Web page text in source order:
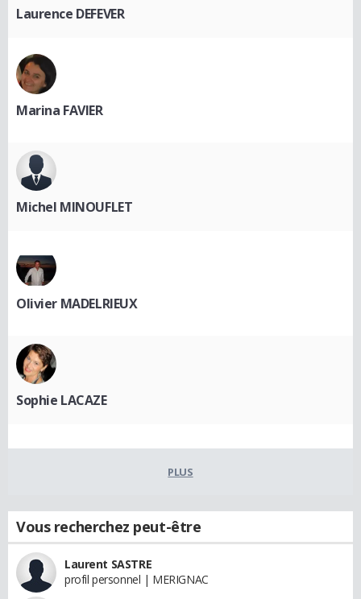
Laurence DEFEVER
Marina FAVIER
Michel MINOUFLET
Olivier MADELRIEUX
Sophie LACAZE
PLUS
Vous recherchez peut-être
Laurent SASTRE
profil personnel | MERIGNAC